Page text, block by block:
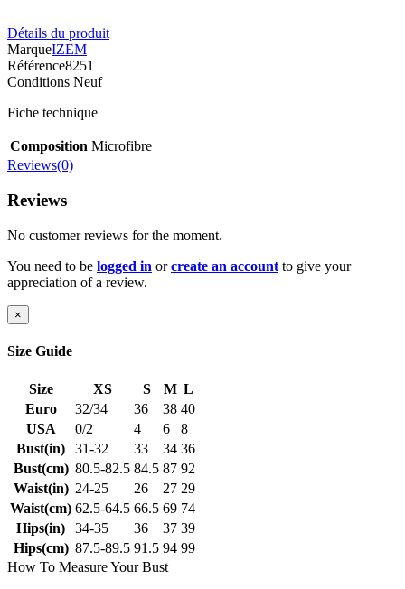
Détails du produit
MarqueIZEM
Référence8251
Conditions Neuf
Fiche technique
Composition Microfibre
Reviews(0)
Reviews
No customer reviews for the moment.
You need to be logged in orcreate an account to give your
appreciation of a review.
×
Size Guide
Size XS S M L
Euro
32/34 36 38 40
USA
0/2 4 6
8
Bust(in)
31-32 33 34 36
Bust(cm) 80.5-82.5 84.5 87 92
Waist(in) 24-25 26 27 29
Waist(cm) 62.5-64.5 66.5 69 74
Hips(in)
34-35 36 37 39
Hips(cm) 87.5-89.5 91.5 94 99
How To Measure Your Bust